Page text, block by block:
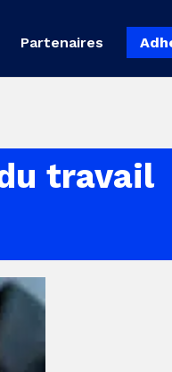
Partenaires
travail